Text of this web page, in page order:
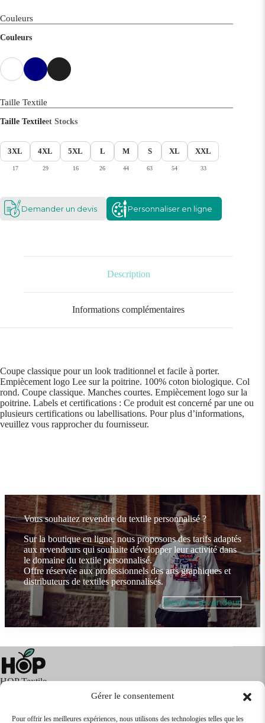
Gérer le consentement
Pour offrir les meilleures expériences, nous utilisons des technologies telles que les
Couleurs
Couleurs
Taille Textile
Taille Textileet Stocks
3XL
17
4XL
29
5XL
16
L
26
M
44
S
63
XL
54
XXL
33
Demander un devis Personnaliser en ligne
Description
Informations complémentaires
Coupe classique pour un look traditionnel et facile à porter.
Empiècement logo Lee sur la poitrine. 100% coton biologique. Col
rond. Coupe classique. Manches courtes. Empiècement logo sur la
poitrine. Labels et certifications : Ce produit est concerné par une ou
plusieurs certifications ou labellisations. Pour plus d’informations,
veuillez vous rapprocher du fournisseur.
Vous souhaitez revendre du textile personnalisé ?
Sur la boutique en ligne, nous proposons des tarifs adaptés
aux revendeurs qui souhaite développer leur activité dans
le domaine du textile personnalisé.
Offre réservée aux professionnels des arts graphiques et
distributeurs de textiles personnalisés.
Devenir revendeur
HOP Textile